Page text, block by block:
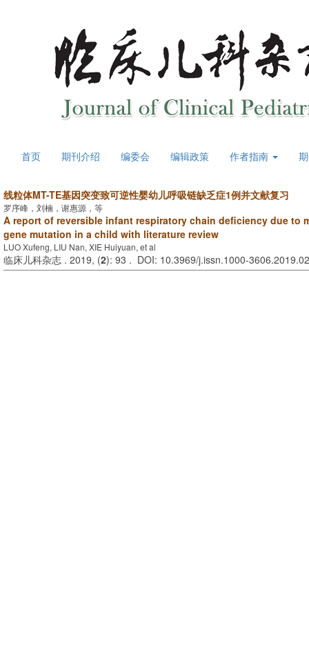
首页 期刊介绍 编委会 编辑政策 作者指南
线粒体MT-TE基因突变致可逆性婴幼儿呼吸链缺乏症1例并文献复习
罗序峰，刘楠，谢惠源，等
A report of reversible infant respiratory chain deficiency due to
gene mutation in a child with literature review
LUO Xufeng, LIU Nan, XIE Huiyuan, et al
临床儿科杂志 . 2019, (2): 93 . DOI: 10.3969/j.issn.1000-